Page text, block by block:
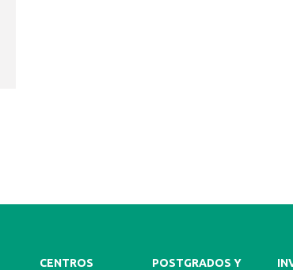
CENTROS
POSTGRADOS Y